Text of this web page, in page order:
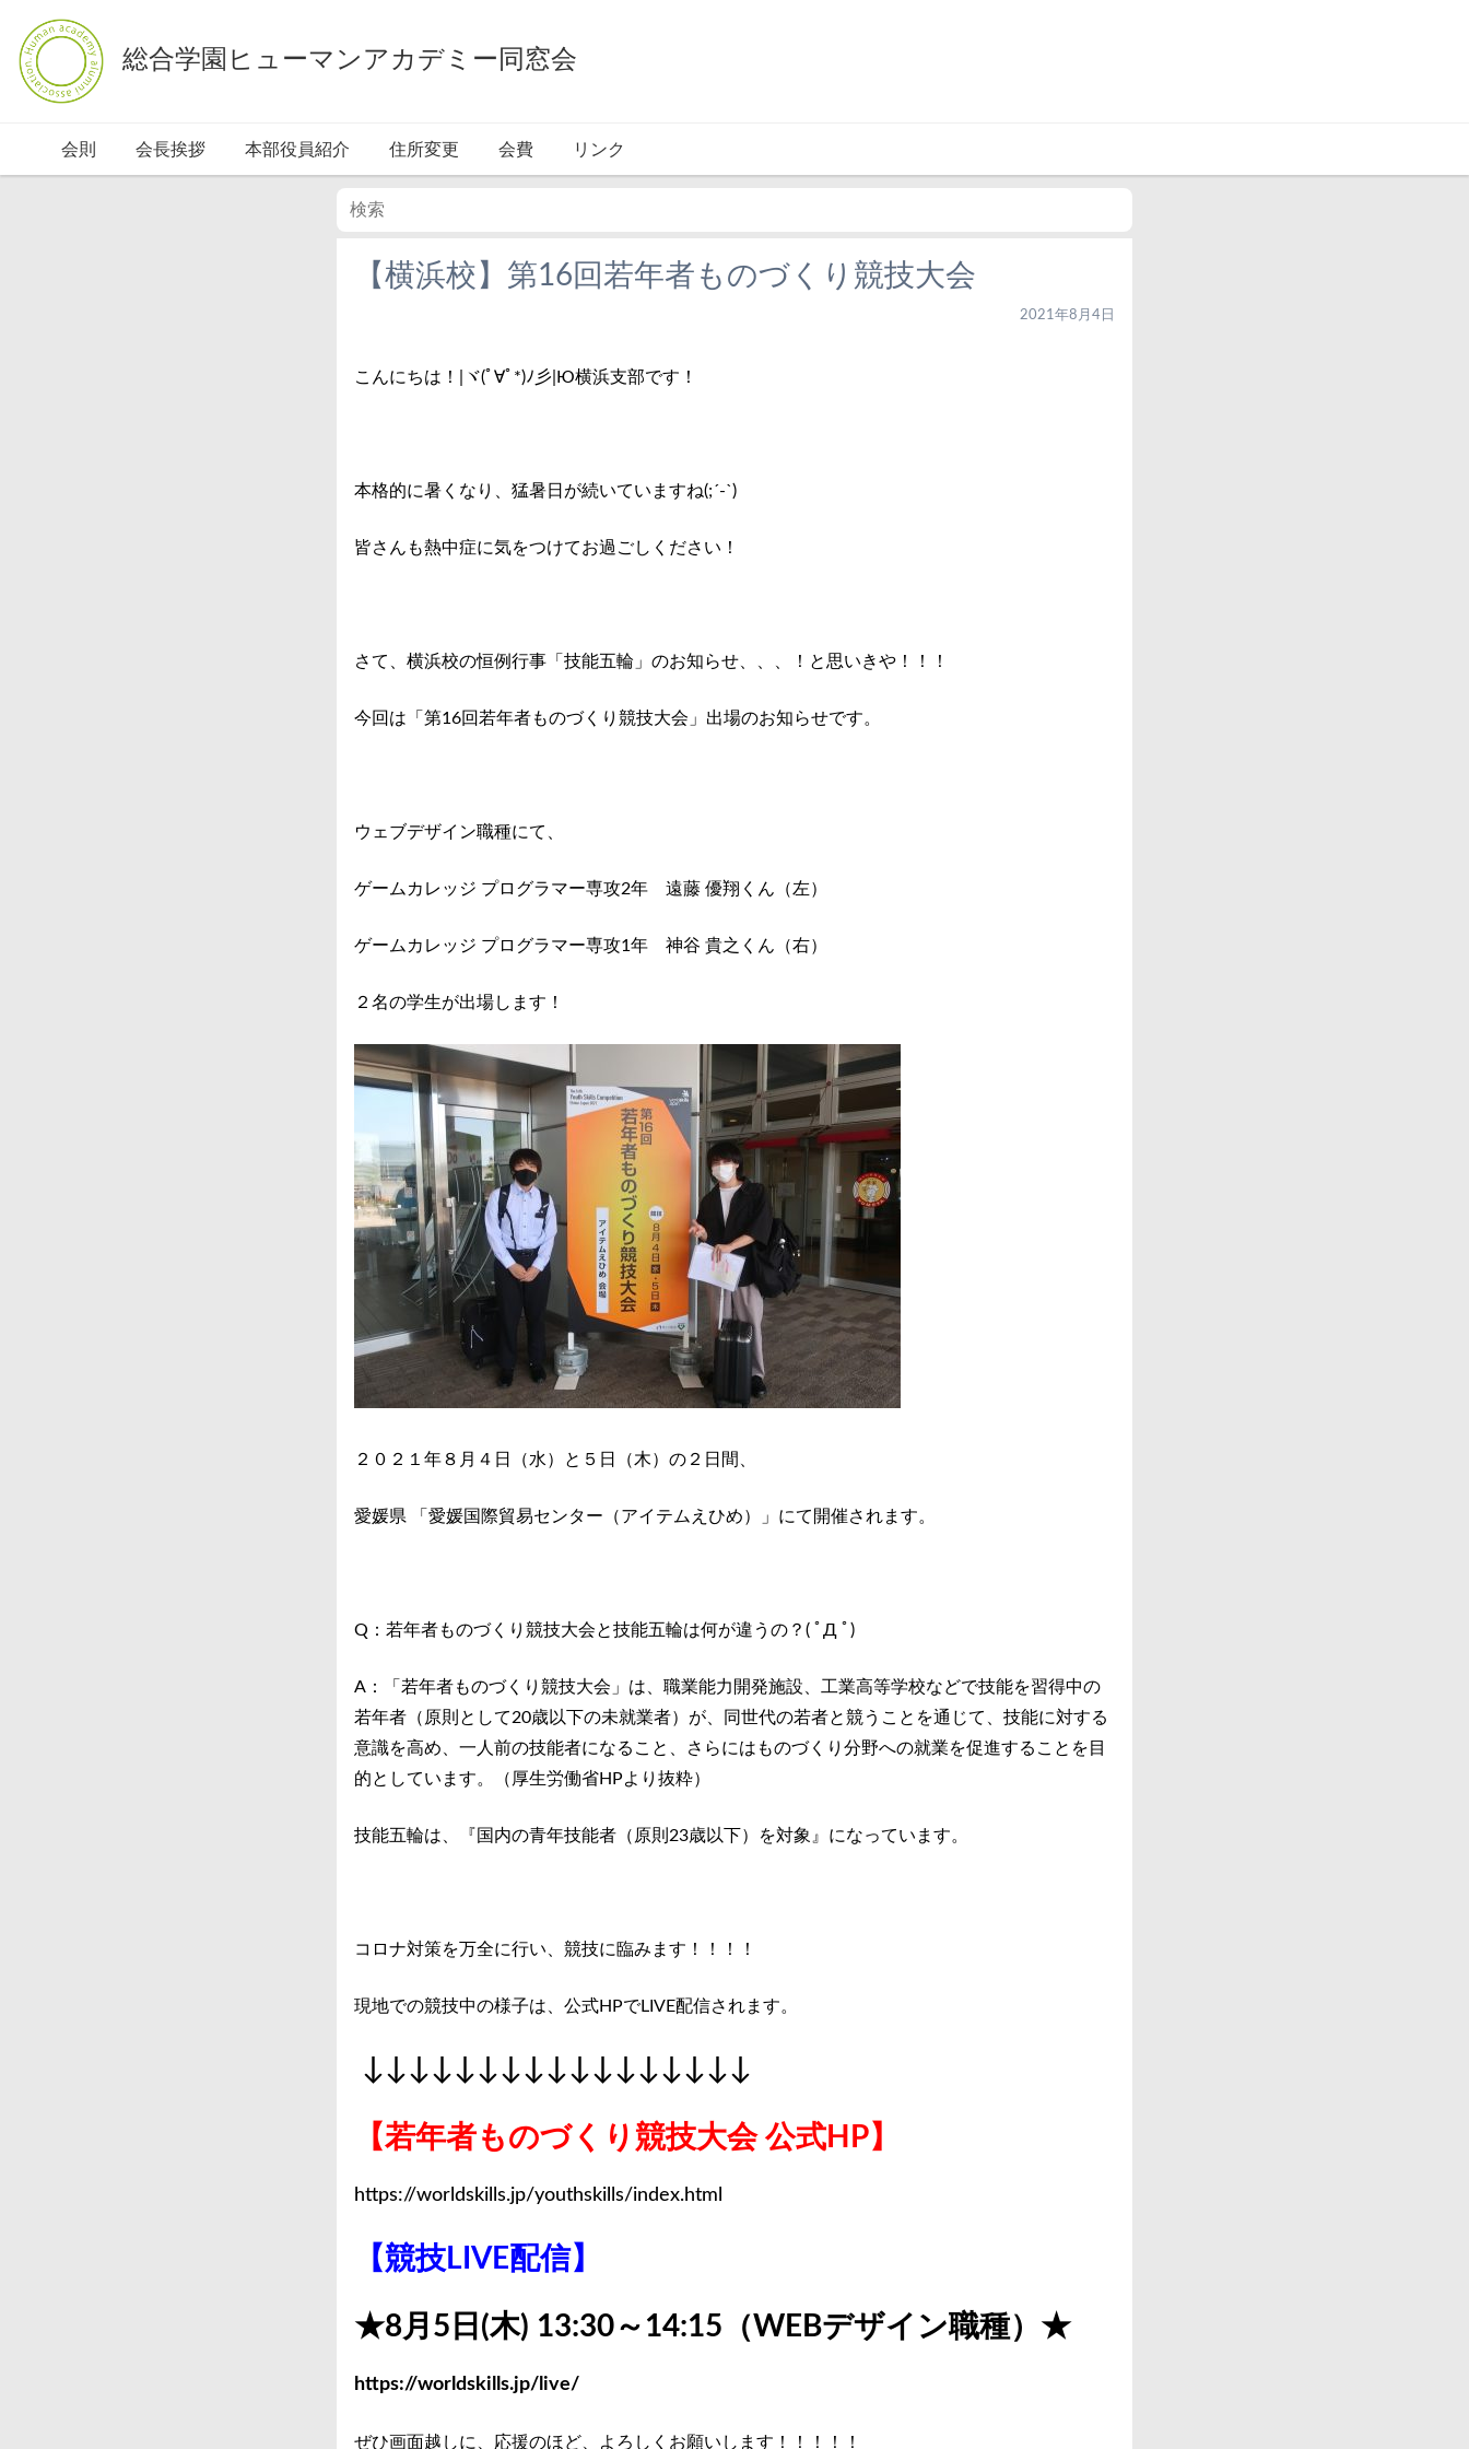
総合学園ヒューマンアカデミー同窓会
会則 会長挨拶 本部役員紹介 住所変更 会費 リンク
【横浜校】第16回若年者ものづくり競技大会
2021年8月4日
こんにちは！|ヾ(ﾟ∀ﾟ*)ﾉ彡|Ю横浜支部です！
本格的に暑くなり、猛暑日が続いていますね(;´-`)
皆さんも熱中症に気をつけてお過ごしください！
さて、横浜校の恒例行事「技能五輪」のお知らせ、、、！と思いきや！！！
今回は「第16回若年者ものづくり競技大会」出場のお知らせです。
ウェブデザイン職種にて、
ゲームカレッジ プログラマー専攻2年 遠藤 優翔くん（左）
ゲームカレッジ プログラマー専攻1年 神谷 貴之くん（右）
２名の学生が出場します！
２０２１年８月４日（水）と５日（木）の２日間、
愛媛県 「愛媛国際貿易センター（アイテムえひめ）」にて開催されます。
Q：若年者ものづくり競技大会と技能五輪は何が違うの？( ﾟД ﾟ)
A：「若年者ものづくり競技大会」は、職業能力開発施設、工業高等学校などで技能を習得中の
若年者（原則として20歳以下の未就業者）が、同世代の若者と競うことを通じて、技能に対する
意識を高め、一人前の技能者になること、さらにはものづくり分野への就業を促進することを目
的としています。（厚生労働省HPより抜粋）
技能五輪は、『国内の青年技能者（原則23歳以下）を対象』になっています。
コロナ対策を万全に行い、競技に臨みます！！！！
現地での競技中の様子は、公式HPでLIVE配信されます。
↓↓↓↓↓↓↓↓↓↓↓↓↓↓↓↓↓
【若年者ものづくり競技大会 公式HP】
https://worldskills.jp/youthskills/index.html
【競技LIVE配信】
★8月5日(木) 13:30～14:15（WEBデザイン職種）★
https://worldskills.jp/live/
ぜひ画面越しに、応援のほど、よろしくお願いします！！！！！